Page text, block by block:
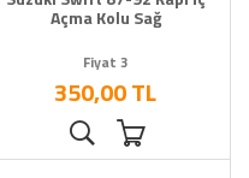
Açma Kolu Sağ
Fiyat 3
350,00 TL